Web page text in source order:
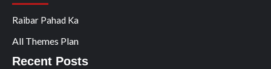
Raibar Pahad Ka
All Themes Plan
Recent Posts